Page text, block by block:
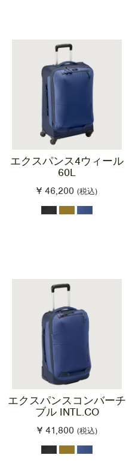
エクスパンス4ウィール
60L
¥ 46,200 (税込)
エクスパンスコンバーチ
ブル INTL.CO
¥ 41,800 (税込)